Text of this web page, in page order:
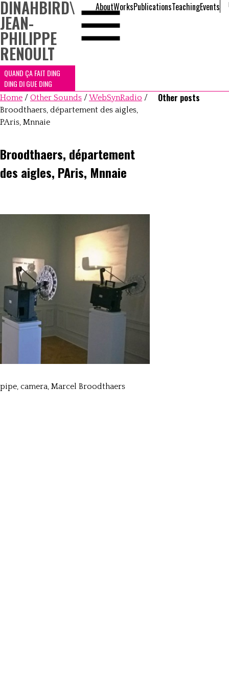
DINAHBIRD\
JEAN-
PHILIPPE
RENOULT
QUAND ÇA FAIT DING
DING DI GUE DING
AboutWorksPublicationsTeachingEvents
Home / Other Sounds /WebSynRadio /
Broodthaers, département des aigles,
PAris, Mnnaie
Broodthaers, département
des aigles, PAris, Mnnaie
pipe, camera, Marcel Broodthaers
Other posts